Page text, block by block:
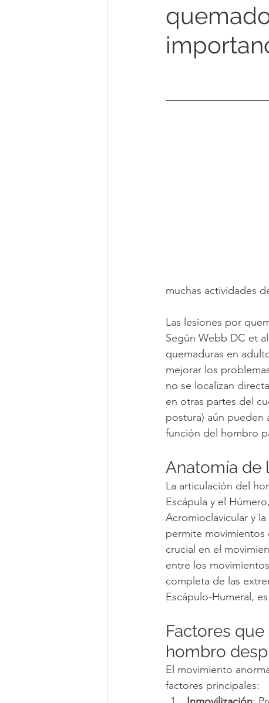
muchas actividades
Las lesiones por
Según Webb DC et
quemaduras en
mejorar los
no se localizan
en otras partes del
postura) aún pueden
función del hombro
Anatomía de
La articulación del
Escápula y el
Acromioclavicular y
permite movimientos
crucial en el
entre los
completa de las
Escápulo-Humeral,
Factores
hombro
El movimiento
factores principales: